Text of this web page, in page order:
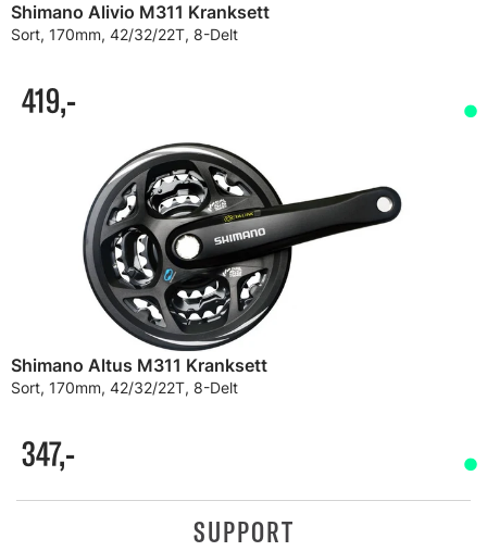
Shimano Alivio M311 Kranksett
Sort, 170mm, 42/32/22T, 8-Delt
419,-
Shimano Altus M311 Kranksett
Sort, 170mm, 42/32/22T, 8-Delt
347,-
SUPPORT